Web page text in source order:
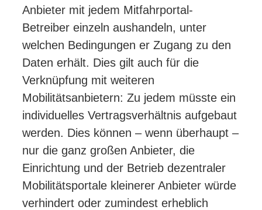
Anbieter mit jedem Mitfahrportal-
Betreiber einzeln aushandeln, unter
welchen Bedingungen er Zugang zu den
Daten erhält. Dies gilt auch für die
Verknüpfung mit weiteren
Mobilitätsanbietern: Zu jedem müsste ein
individuelles Vertragsverhältnis aufgebaut
werden. Dies können – wenn überhaupt –
nur die ganz großen Anbieter, die
Einrichtung und der Betrieb dezentraler
Mobilitätsportale kleinerer Anbieter würde
verhindert oder zumindest erheblich